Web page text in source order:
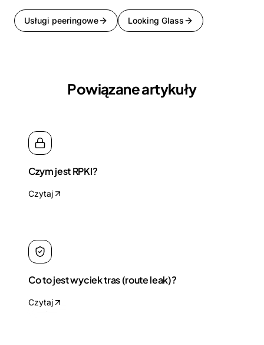
Usługi peeringowe Looking Glass
Powiązane artykuły
Czym jest RPKI?
Czytaj
Co to jest wyciek tras (route leak)?
Czytaj